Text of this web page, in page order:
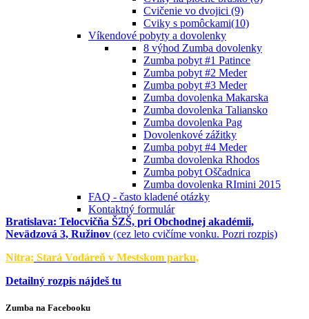
Cvičenie vo dvojici (9)
Cviky s pomôckami(10)
Víkendové pobyty a dovolenky
8 výhod Zumba dovolenky
Zumba pobyt #1 Patince
Zumba pobyt #2 Meder
Zumba pobyt #3 Meder
Zumba dovolenka Makarska
Zumba dovolenka Taliansko
Zumba dovolenka Pag
Dovolenkové zážitky
Zumba pobyt #4 Meder
Zumba dovolenka Rhodos
Zumba pobyt Oščadnica
Zumba dovolenka RImini 2015
FAQ - často kladené otázky
Kontaktný formulár
Bratislava: Telocvičňa ŠZŠ, pri Obchodnej akadémii,
Nevädzová 3, Ružinov (cez leto cvičíme vonku. Pozri rozpis)
Nitra: Stará Vodáreň v Mestskom parku,
Detailný rozpis nájdeš tu
Zumba na Facebooku